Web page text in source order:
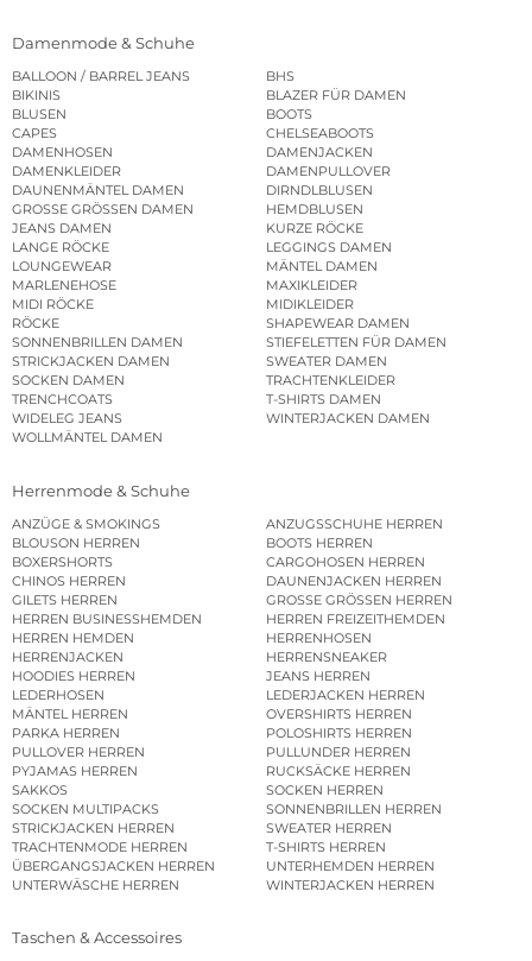
Damenmode & Schuhe
BALLOON / BARREL JEANS
BHS
BIKINIS
BLAZER FÜR DAMEN
BLUSEN
BOOTS
CAPES
CHELSEABOOTS
DAMENHOSEN
DAMENJACKEN
DAMENKLEIDER
DAMENPULLOVER
DAUNENMÄNTEL DAMEN
DIRNDLBLUSEN
GROSSE GRÖSSEN DAMEN
HEMDBLUSEN
JEANS DAMEN
KURZE RÖCKE
LANGE RÖCKE
LEGGINGS DAMEN
LOUNGEWEAR
MÄNTEL DAMEN
MARLENEHOSE
MAXIKLEIDER
MIDI RÖCKE
MIDIKLEIDER
RÖCKE
SHAPEWEAR DAMEN
SONNENBRILLEN DAMEN
STIEFELETTEN FÜR DAMEN
STRICKJACKEN DAMEN
SWEATER DAMEN
SOCKEN DAMEN
TRACHTENKLEIDER
TRENCHCOATS
T-SHIRTS DAMEN
WIDELEG JEANS
WINTERJACKEN DAMEN
WOLLMÄNTEL DAMEN
Herrenmode & Schuhe
ANZÜGE & SMOKINGS
ANZUGSSCHUHE HERREN
BLOUSON HERREN
BOOTS HERREN
BOXERSHORTS
CARGOHOSEN HERREN
CHINOS HERREN
DAUNENJACKEN HERREN
GILETS HERREN
GROSSE GRÖSSEN HERREN
HERREN BUSINESSHEMDEN
HERREN FREIZEITHEMDEN
HERREN HEMDEN
HERRENHOSEN
HERRENJACKEN
HERRENSNEAKER
HOODIES HERREN
JEANS HERREN
LEDERHOSEN
LEDERJACKEN HERREN
MÄNTEL HERREN
OVERSHIRTS HERREN
PARKA HERREN
POLOSHIRTS HERREN
PULLOVER HERREN
PULLUNDER HERREN
PYJAMAS HERREN
RUCKSÄCKE HERREN
SAKKOS
SOCKEN HERREN
SOCKEN MULTIPACKS
SONNENBRILLEN HERREN
STRICKJACKEN HERREN
SWEATER HERREN
TRACHTENMODE HERREN
T-SHIRTS HERREN
ÜBERGANGSJACKEN HERREN
UNTERHEMDEN HERREN
UNTERWÄSCHE HERREN
WINTERJACKEN HERREN
Taschen & Accessoires